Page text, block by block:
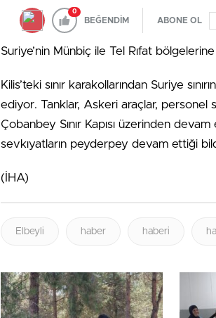
0
BEĞENDİM ABONE OL
Suriye’nin Münbiç ile Tel Rıfat
Kilis’teki sınır karakollarından Suriye
ediyor. Tanklar, Askeri araçlar, personel
Çobanbey Sınır Kapısı üzerinden
sevkıyatların peyderpey devam ettiği
(İHA)
Elbeyli haber haberi